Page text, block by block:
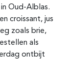
Oud-Alblas.
croissant, jus
zoals brie,
als
ontbijt